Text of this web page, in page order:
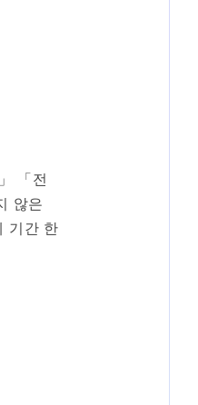
「전
않은
기간 한